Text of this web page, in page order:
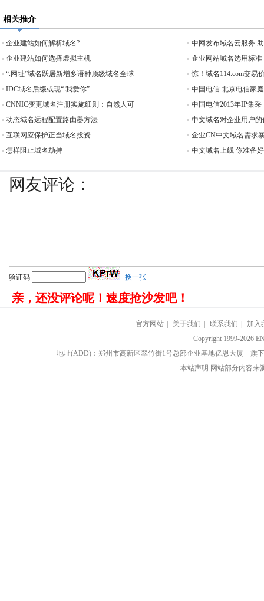
相关推介
企业建站如何解析域名?
企业建站如何选择虚拟主机
“.网址”域名跃居新增多语种顶级域名全球
IDC域名后缀或现“.我爱你”
CNNIC变更域名注册实施细则：自然人可
动态域名远程配置路由器方法
互联网应保护正当域名投资
怎样阻止域名劫持
中网发布域名云服务
企业网站域名选用标准
惊！域名114.com交易
中国电信:北京电信家
中国电信2013年IP集采
中文域名对企业用户的
企业CN中文域名需求
中文域名上线 你准备
网友评论：
验证码 换一张
亲，还没评论呢！速度抢沙发吧！
官方网站 关于我们 联系我们
加入
Copyright 1999-2026
地址(ADD)：郑州市高新区翠竹街1号总部企业基地亿恩大厦 旗
本站声明:网站部分内容来